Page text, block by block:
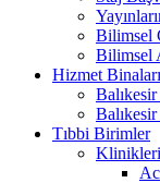
Bilimsel
Bilimsel
Hizmet
Tıbbi Birimler